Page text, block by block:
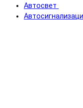
Автосвет